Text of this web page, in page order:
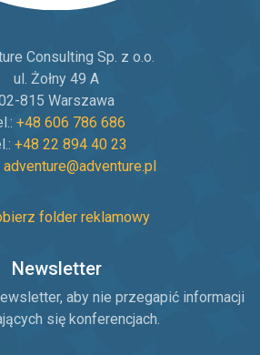
Consulting Sp. z o.o.
ul. Żołny 49 A
815 Warszawa
+48 606 786 686
+48 22 894 40 23
adventure@adventure.pl
folder reklamowy
Newsletter
aby nie przegapić informacji
się konferencjach.